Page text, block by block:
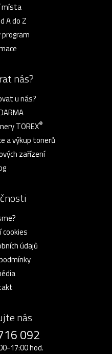
místa
A do Z
nás?
u nás?
TOREX®
a výkup tonerů
zařízení
cookies
údajů
nás
092
17:00 hod.